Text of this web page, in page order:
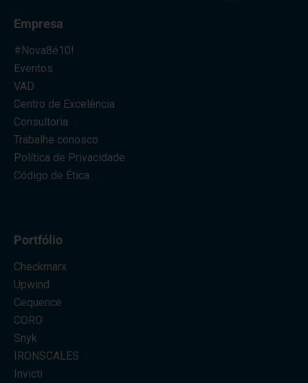
Empresa
#Nova8é10!
Eventos
VAD
Centro de Excelência
Consultoria
Trabalhe conosco
Política de Privacidade
Código de Ética
Portfólio
Checkmarx
Upwind
Cequence
CORO
Snyk
IRONSCALES
Invicti